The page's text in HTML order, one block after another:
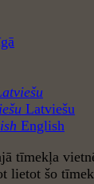
Latviešu
English
tīmekļa
lietot šo